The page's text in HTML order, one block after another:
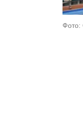
Фото: